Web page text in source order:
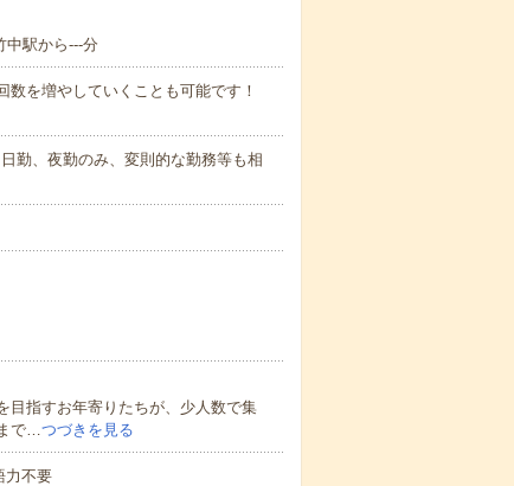
中駅から---分
を増やしていくことも可能です！
勤、夜勤のみ、変則的な勤務等も相
目指すお年寄りたちが、少人数で集
で…つづきを見る
力不要